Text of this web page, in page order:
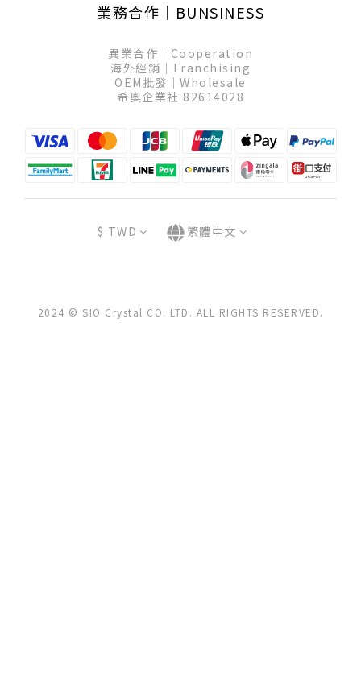
業務合作│BUNSINESS
異業合作│Cooperation
海外經銷│Franchising
OEM批發│Wholesale
希奧企業社 82614028
$ TWD 繁體中文
2024 © SIO Crystal CO. LTD. ALL RIGHTS RESERVED.